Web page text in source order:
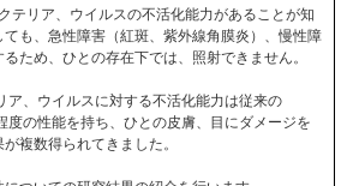
テリア、ウイルスの不活化能力があることが知
も、急性障害（紅斑、紫外線角膜炎）、慢性障
ため、ひとの存在下では、照射できません。
ア、ウイルスに対する不活化能力は従来の
度の性能を持ち、ひとの皮膚、目にダメージを
複数得られてきました。